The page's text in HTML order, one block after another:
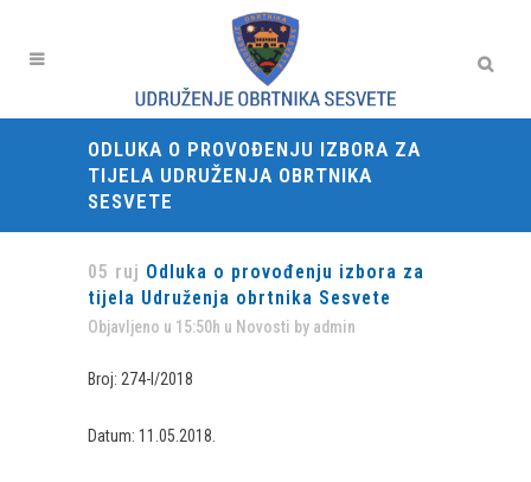
ODLUKA O PROVOĐENJU IZBORA ZA
TIJELA UDRUŽENJA OBRTNIKA
SESVETE
05 ruj Odluka o provođenju izbora za
tijela Udruženja obrtnika Sesvete
Objavljeno u 15:50h u Novosti by admin
Broj: 274-I/2018
Datum: 11.05.2018.